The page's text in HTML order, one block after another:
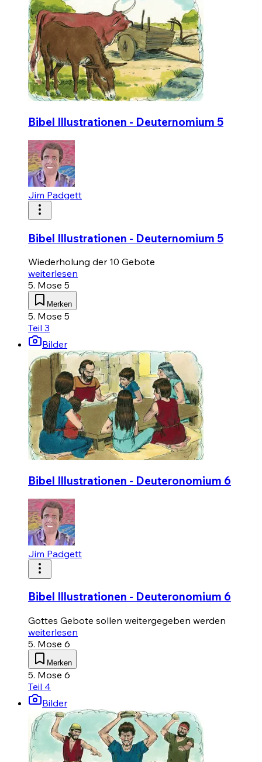
Bibel Illustrationen - Deuternomium 5
Jim Padgett
Bibel Illustrationen - Deuternomium 5
Wiederholung der 10 Gebote
weiterlesen
5. Mose 5
Merken
5. Mose 5
Teil 3
Bilder
Bibel Illustrationen - Deuteronomium 6
Jim Padgett
Bibel Illustrationen - Deuteronomium 6
Gottes Gebote sollen weitergegeben werden
weiterlesen
5. Mose 6
Merken
5. Mose 6
Teil 4
Bilder